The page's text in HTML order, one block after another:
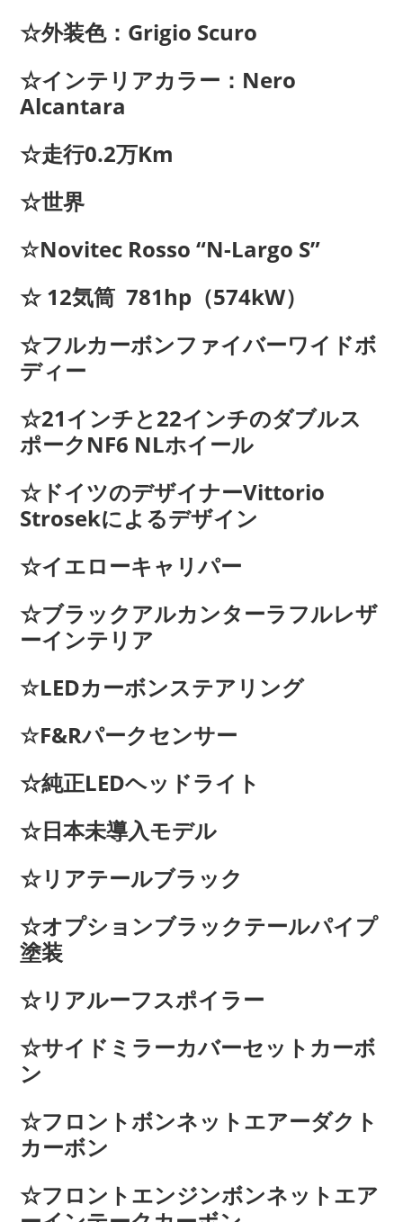
☆外装色：Grigio Scuro
☆インテリアカラー：Nero
Alcantara
☆走行0.2万Km
☆世界
☆Novitec Rosso “N-Largo S”
☆ 12気筒 781hp（574kW）
☆フルカーボンファイバーワイドボ
ディー
☆21インチと22インチのダブルス
ポークNF6 NLホイール
☆ドイツのデザイナーVittorio
Strosekによるデザイン
☆イエローキャリパー
☆ブラックアルカンターラフルレザ
ーインテリア
☆LEDカーボンステアリング
☆F&Rパークセンサー
☆純正LEDヘッドライト
☆日本未導入モデル
☆リアテールブラック
☆オプションブラックテールパイプ
塗装
☆リアルーフスポイラー
☆サイドミラーカバーセットカーボ
ン
☆フロントボンネットエアーダクト
カーボン
☆フロントエンジンボンネットエア